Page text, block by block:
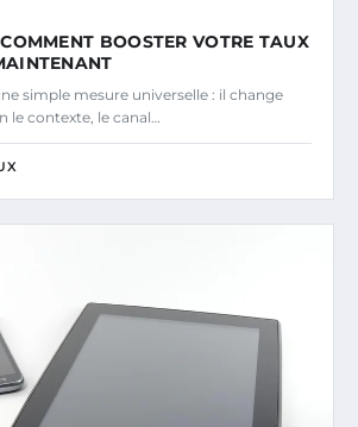
BOOSTER VOTRE TAUX
simple mesure universelle : il change
le contexte, le canal…